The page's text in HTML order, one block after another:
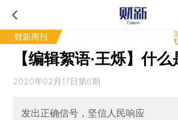
财新周刊
【编辑絮语·王烁】什
2020年02月17日第6期
发出正确信号，坚信人民响应